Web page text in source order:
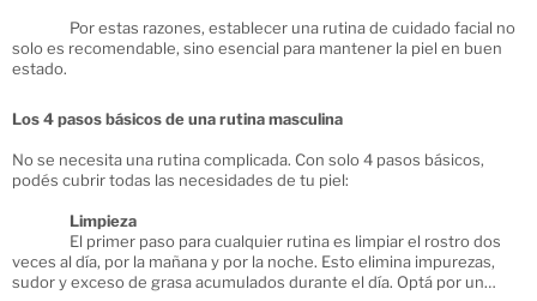
Por estas razones, establecer una rutina de cuidado facial no
solo es recomendable, sino esencial para mantener la piel en buen
estado.
Los 4 pasos básicos de una rutina masculina
No se necesita una rutina complicada. Con solo 4 pasos básicos,
podés cubrir todas las necesidades de tu piel:
Limpieza
El primer paso para cualquier rutina es limpiar el rostro dos
veces al día, por la mañana y por la noche. Esto elimina impurezas,
sudor y exceso de grasa acumulados durante el día. Optá por un